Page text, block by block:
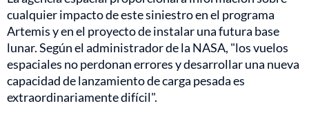
cualquier impacto de este siniestro en el programa
Artemis y en el proyecto de instalar una futura base
lunar. Según el administrador de la NASA, "los vuelos
espaciales no perdonan errores y desarrollar una nueva
capacidad de lanzamiento de carga pesada es
extraordinariamente difícil".